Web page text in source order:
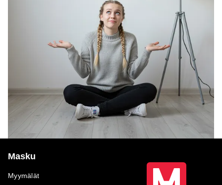
Masku
Myymälät